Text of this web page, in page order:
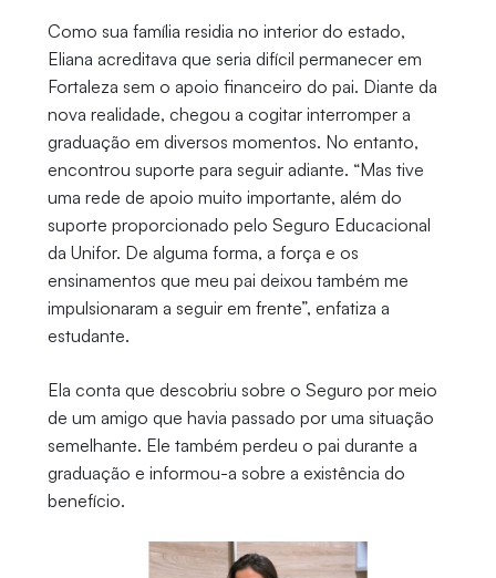
Como sua família residia no interior do estado,
Eliana acreditava que seria difícil permanecer em
Fortaleza sem o apoio financeiro do pai. Diante da
nova realidade, chegou a cogitar interromper a
graduação em diversos momentos. No entanto,
encontrou suporte para seguir adiante. “Mas tive
uma rede de apoio muito importante, além do
suporte proporcionado pelo Seguro Educacional
da Unifor. De alguma forma, a força e os
ensinamentos que meu pai deixou também me
impulsionaram a seguir em frente”, enfatiza a
estudante.
Ela conta que descobriu sobre o Seguro por meio
de um amigo que havia passado por uma situação
semelhante. Ele também perdeu o pai durante a
graduação e informou-a sobre a existência do
benefício.